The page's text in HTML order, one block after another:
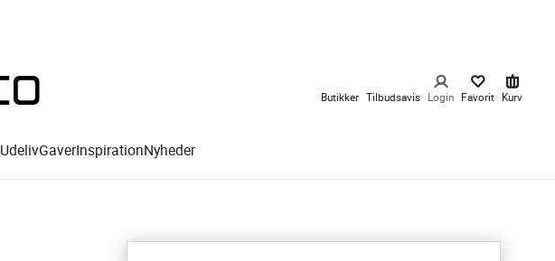
Butikker Tilbudsavis Login Favorit Kurv
UdelivGaverInspirationNyheder